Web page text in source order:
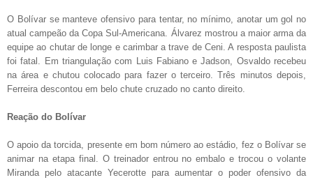
O Bolívar se manteve ofensivo para tentar, no mínimo, anotar um gol no
atual campeão da Copa Sul-Americana. Álvarez mostrou a maior arma da
equipe ao chutar de longe e carimbar a trave de Ceni. A resposta paulista
foi fatal. Em triangulação com Luis Fabiano e Jadson, Osvaldo recebeu
na área e chutou colocado para fazer o terceiro. Três minutos depois,
Ferreira descontou em belo chute cruzado no canto direito.
Reação do Bolívar
O apoio da torcida, presente em bom número ao estádio, fez o Bolívar se
animar na etapa final. O treinador entrou no embalo e trocou o volante
Miranda pelo atacante Yecerotte para aumentar o poder ofensivo da